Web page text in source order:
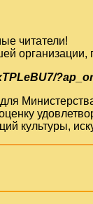
читатели!
организации,
культуры,